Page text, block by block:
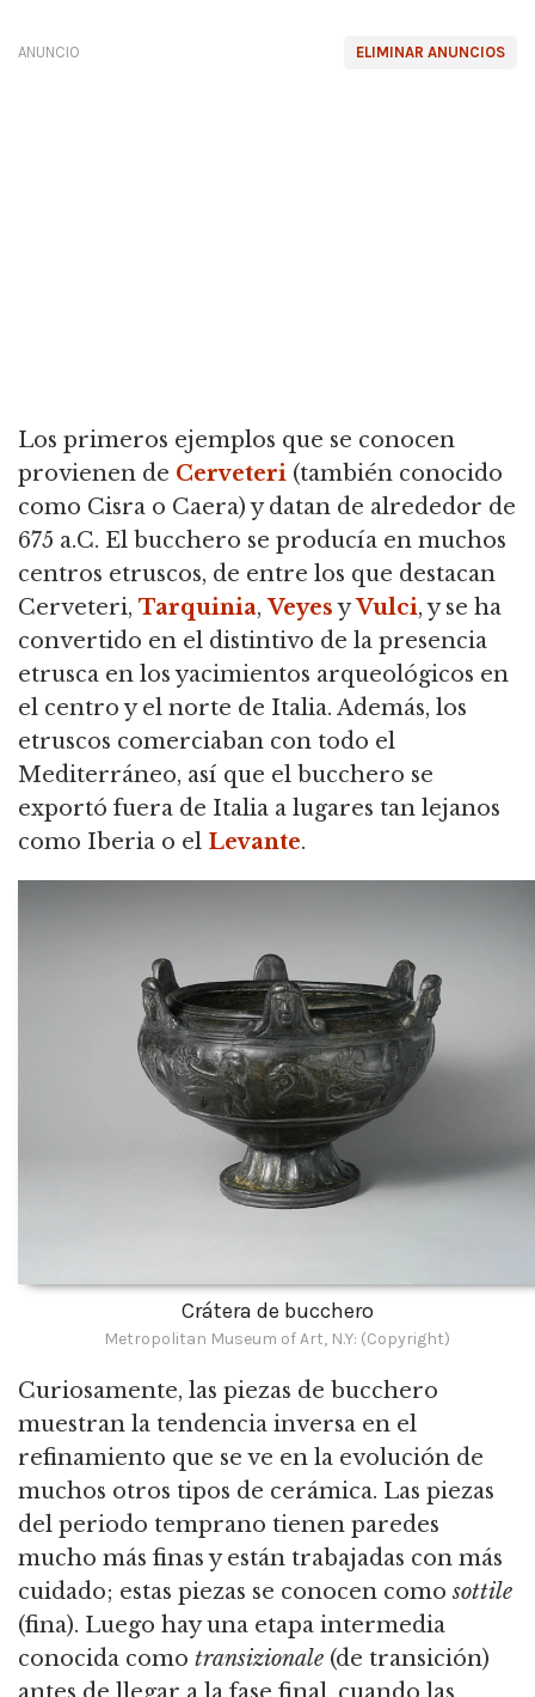
ELIMINAR ANUNCIOS
ANUNCIO
Los primeros ejemplos que se conocen
provienen de Cerveteri (también conocido
como Cisra o Caera) y datan de alrededor de
675 a.C. El bucchero se producía en muchos
centros etruscos, de entre los que destacan
Cerveteri, Tarquinia,VeyesyVulci, y se ha
convertido en el distintivo de la presencia
etrusca en los yacimientos arqueológicos en
el centro y el norte de Italia. Además, los
etruscos comerciaban con todo el
Mediterráneo, así que el bucchero se
exportó fuera de Italia a lugares tan lejanos
como Iberia o el Levante.
Crátera de bucchero
Metropolitan Museum of Art, N.Y: (Copyright)
Curiosamente, las piezas de bucchero
muestran la tendencia inversa en el
refinamiento que se ve en la evolución de
muchos otros tipos de cerámica. Las piezas
del periodo temprano tienen paredes
mucho más finas y están trabajadas con más
cuidado; estas piezas se conocen comosottile
(fina). Luego hay una etapa intermedia
conocida como transizionale (de transición)